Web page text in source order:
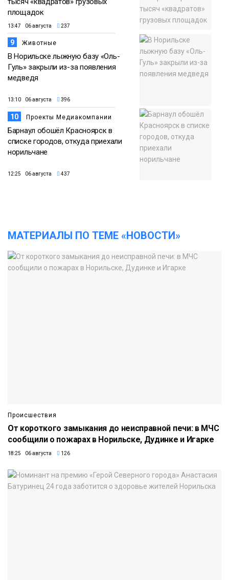
площадок
13:47 06 августа 237
9 Животные
В Норильске лыжную базу «Оль-
Гуль» закрыли из-за появления
медведя
13:10 06 августа 396
10 Проекты Медиакомпании
Барнаул обошёл Красноярск в
списке городов, откуда приехали
норильчане
12:25 06 августа 437
МАТЕРИАЛЫ ПО ТЕМЕ «НОВОСТИ»
Происшествия
От короткого замыкания до неисправной печи: в МЧС
сообщили о пожарах в Норильске, Дудинке и Игарке
18:25 06 августа 126